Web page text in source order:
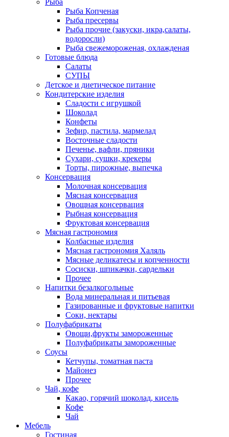
Рыба
Рыба Копченая
Рыба пресервы
Рыба прочие (закуски, икра,салаты,
водоросли)
Рыба свежемороженая, охлажденая
Готовые блюда
Салаты
СУПЫ
Детское и диетическое питание
Кондитерские изделия
Сладости с игрушкой
Шоколад
Конфеты
Зефир, пастила, мармелад
Восточные сладости
Печенье, вафли, пряники
Сухари, сушки, крекеры
Торты, пирожные, выпечка
Консервация
Молочная консервация
Мясная консервация
Овощная консервация
Рыбная консервация
Фруктовая консервация
Мясная гастрономия
Колбасные изделия
Мясная гастрономия Халяль
Мясные деликатесы и копченности
Сосиски, шпикачки, сардельки
Прочее
Напитки безалкогольные
Вода минеральная и питьевая
Газированные и фруктовые напитки
Соки, нектары
Полуфабрикаты
Овощи,фрукты замороженные
Полуфабрикаты замороженные
Соусы
Кетчупы, томатная паста
Майонез
Прочее
Чай, кофе
Какао, горячий шоколад, кисель
Кофе
Чай
Мебель
Гостиная